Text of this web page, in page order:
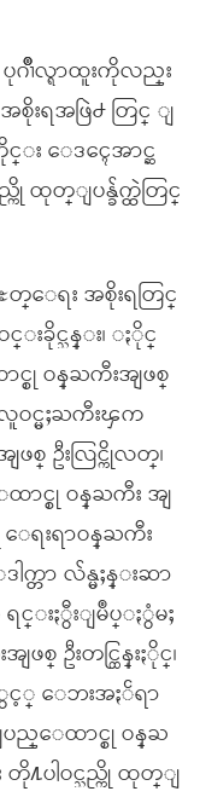
ၢိဳလ္ရာထူးကိုလည္း
းရအဖြဲ႕ တြင္ ျ
င္း ေဒၚေအာင္ဆ
ထုတ္ျပန္ခ်က္ထဲတြင္
တ္ေရး အစိုးရတြင္
င္းခိုင္သန္း၊ ႏိုင္
စု ဝန္ႀကီးအျဖစ္
ဝင္မႈႀကီးၾက
စ္ ဦးလြင္ကိုလတ္၊
င္စု ဝန္ႀကီး အျ
ေရးရာဝန္ႀကီး
က္တာ လ်န္မႈန္းဆာ
င္းႏွီးျမဳပ္ႏွံမႈ
ဦးတင္ထြန္းႏိုင္၊
ႏွင့္ ေဘးအႏၲရာ
ျပည္ေထာင္စု ဝန္ႀ
႔ပါဝင္သည္ကို ထုတ္ျ